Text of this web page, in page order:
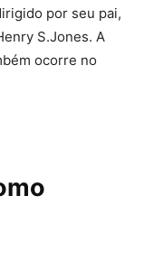
por seu pai,
S.Jones. A
ocorre no